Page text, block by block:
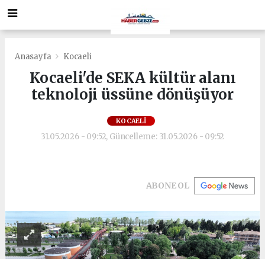
Anasayfa Kocaeli
Kocaeli'de SEKA kültür alanı
teknoloji üssüne dönüşüyor
KOCAELI
31.05.2026 - 09:52, Güncelleme: 31.05.2026 - 09:52
ABONE OL